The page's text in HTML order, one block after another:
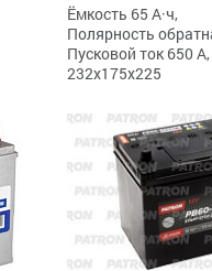
Ёмкость 65 А·ч,
Полярность
Пусковой ток 650 А,
232x175x225